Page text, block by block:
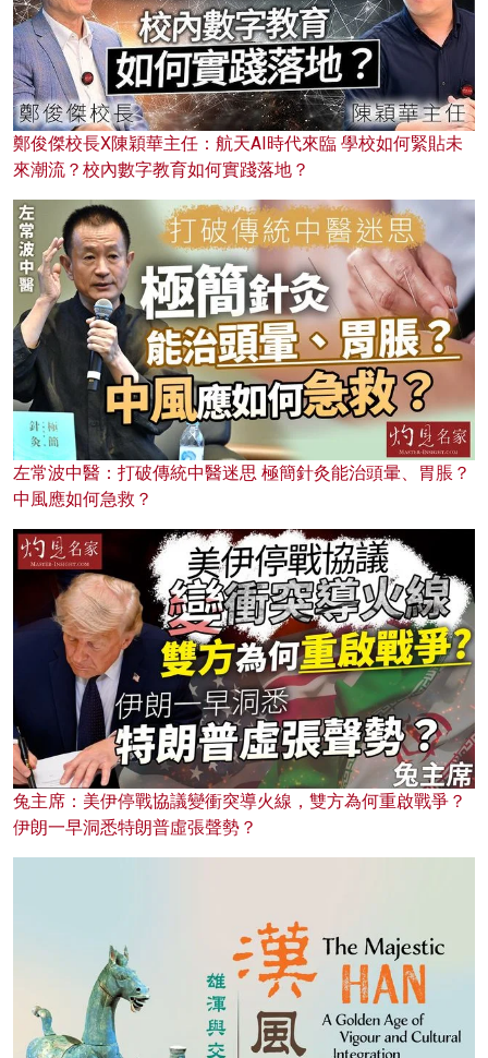
鄭俊傑校長X陳穎華主任：航天AI時代來臨 學校如何緊貼未
來潮流？校內數字教育如何實踐落地？
左常波中醫：打破傳統中醫迷思 極簡針灸能治頭暈、胃脹？
中風應如何急救？
兔主席：美伊停戰協議變衝突導火線，雙方為何重啟戰爭？
伊朗一早洞悉特朗普虛張聲勢？